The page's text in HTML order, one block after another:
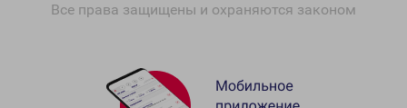
Все права защищены и охраняются законом